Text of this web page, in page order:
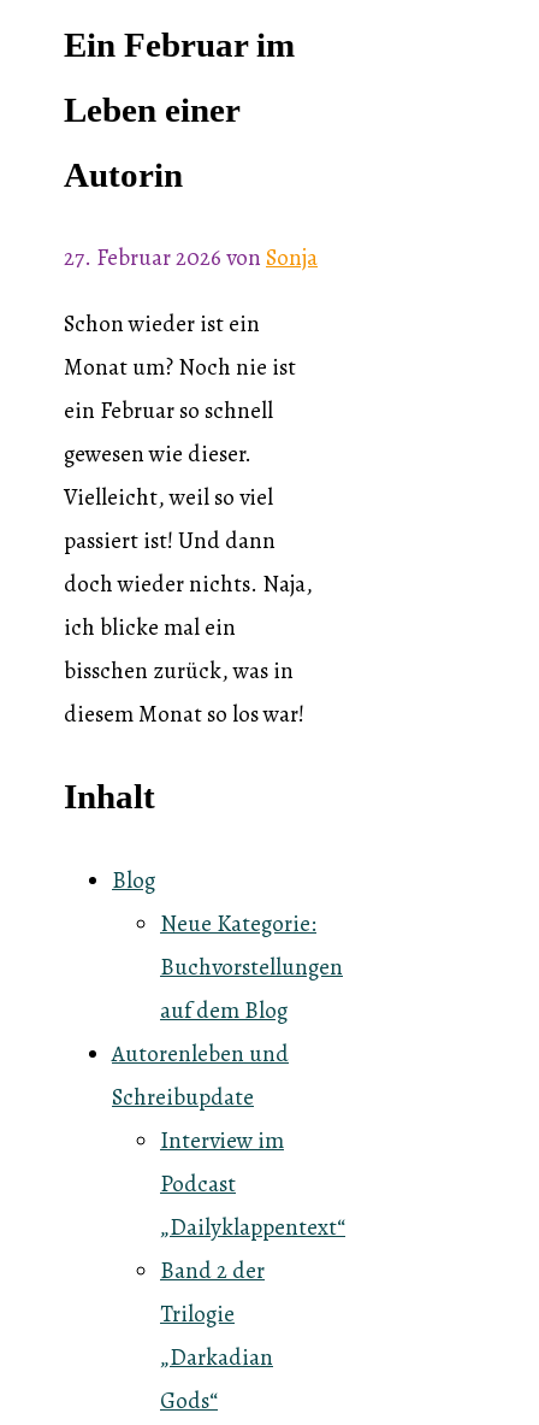
Ein Februar im
Leben einer
Autorin
27. Februar 2026vonSonja
Schon wieder ist ein
Monat um? Noch nie ist
ein Februar so schnell
gewesen wie dieser.
Vielleicht, weil so viel
passiert ist! Und dann
doch wieder nichts. Naja,
ich blicke mal ein
bisschen zurück, was in
diesem Monat so los war!
Inhalt
Blog
Neue Kategorie:
Buchvorstellungen
auf dem Blog
Autorenleben und
Schreibupdate
Interview im
Podcast
„Dailyklappentext“
Band 2 der
Trilogie
„Darkadian
Gods“